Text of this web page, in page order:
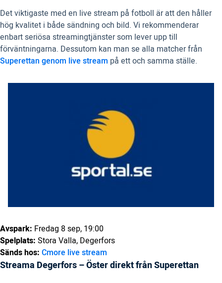
Det viktigaste med en live stream på fotboll är att den håller
hög kvalitet i både sändning och bild. Vi rekommenderar
enbart seriösa streamingtjänster som lever upp till
förväntningarna. Dessutom kan man se alla matcher från
Superettan genom live stream på ett och samma ställe.
Avspark: Fredag 8 sep, 19:00
Spelplats: Stora Valla, Degerfors
Sänds hos: Cmore live stream
Streama Degerfors – Öster direkt från Superettan